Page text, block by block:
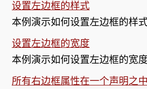
设置左边框的样式
本例演示如何设置左边框的样
设置左边框的宽度
本例演示如何设置左边框的宽
所有右边框属性在一个声明之